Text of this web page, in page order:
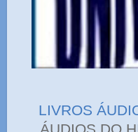
LIVROS